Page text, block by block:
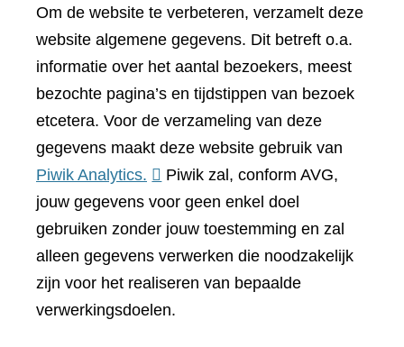
Om de website te verbeteren, verzamelt deze
website algemene gegevens. Dit betreft o.a.
informatie over het aantal bezoekers, meest
bezochte pagina’s en tijdstippen van bezoek
etcetera. Voor de verzameling van deze
gegevens maakt deze website gebruik van
Piwik Analytics. (verwijst
naar
een
andere
website)
Piwik zal, conform AVG,
jouw gegevens voor geen enkel doel
gebruiken zonder jouw toestemming en zal
alleen gegevens verwerken die noodzakelijk
zijn voor het realiseren van bepaalde
verwerkingsdoelen.